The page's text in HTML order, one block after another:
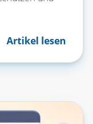
Artikel lesen